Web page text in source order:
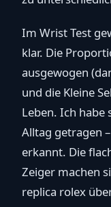
Im Wrist Test
klar. Die
ausgewogen
und die Kleine
Leben. Ich habe
Alltag getragen
erkannt. Die
Zeiger machen
replica rolex